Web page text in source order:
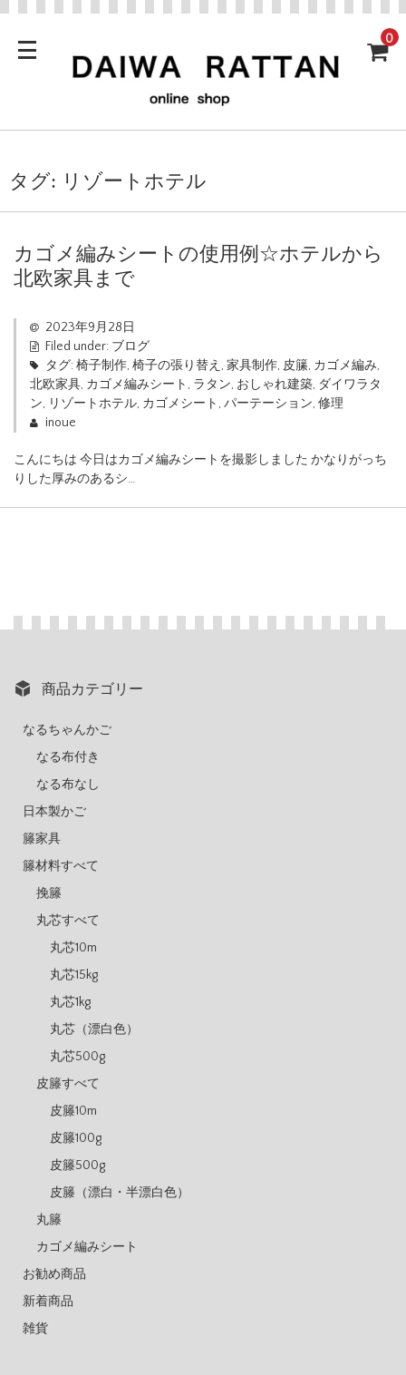
0
タグ: リゾートホテル
カゴメ編みシートの使用例☆ホテルから
北欧家具まで
2023年9月28日
Filed under: ブログ
タグ:椅子制作, 椅子の張り替え , 家具制作, 皮籘, カゴメ編み,
北欧家具, カゴメ編みシート , ラタン, おしゃれ建築, ダイワラタ
ン, リゾートホテル, カゴメシート , パーテーション, 修理
inoue
こんにちは 今日はカゴメ編みシートを撮影しました かなりがっち
りした厚みのあるシ…
商品カテゴリー
なるちゃんかご
なる布付き
なる布なし
日本製かご
籐家具
籐材料すべて
挽籐
丸芯すべて
丸芯10m
丸芯15kg
丸芯1kg
丸芯（漂白色）
丸芯500g
皮籐すべて
皮籐10m
皮籐100g
皮籐500g
皮籐（漂白・半漂白色）
丸籐
カゴメ編みシート
お勧め商品
新着商品
雑貨